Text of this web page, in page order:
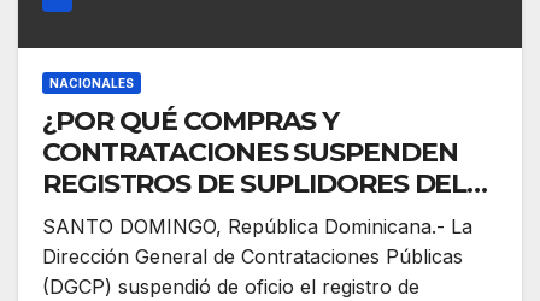
NACIONALES
¿POR QUÉ COMPRAS Y
CONTRATACIONES SUSPENDEN
REGISTROS DE SUPLIDORES DEL
ESTADO A FUNCIONARIOS? Entre
ellos a 11 senadores; en total van 81
este año
SANTO DOMINGO, República Dominicana.- La
Dirección General de Contrataciones Públicas
(DGCP) suspendió de oficio el registro de